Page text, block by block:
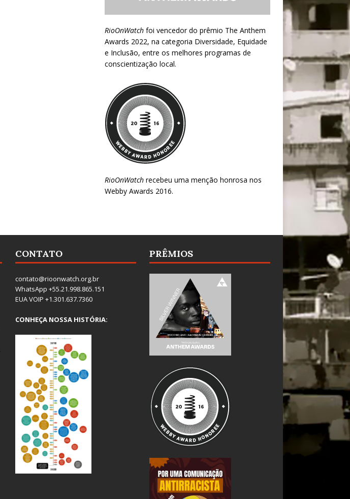
RioOnWatchfoi vencedor do prêmio The Anthem
Awards 2022, na categoria Diversidade, Equidade
e Inclusão, entre os melhores programas de
conscientização local.
RioOnWatchrecebeu uma menção honrosa nos
Webby Awards 2016.
CONTATO
contato@rioonwatch.org.br
WhatsApp +55.21.998.865.151
EUA VOIP +1.301.637.7360
CONHEÇA NOSSA HISTÓRIA:
PRÊMIOS